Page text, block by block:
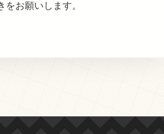
をお願いします。